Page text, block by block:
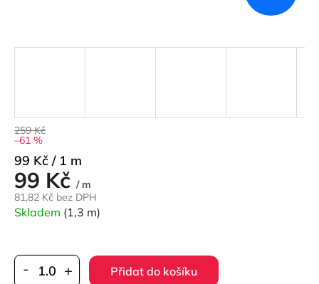
259 Kč
–61 %
99 Kč / m
81,82 Kč bez DPH
Měrná
cena:
99 Kč / 1 m
Skladem (1,3 m)
Přidat do košíku